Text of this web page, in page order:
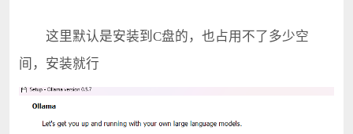
这里默认是安装到C盘的，也占用不了多少空
间，安装就行